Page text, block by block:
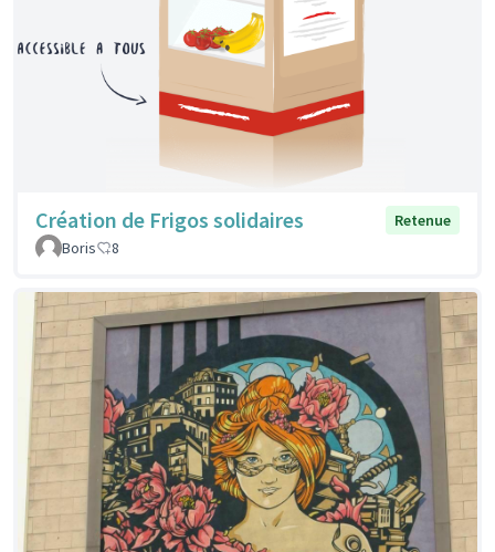
Création de Frigos solidaires
Retenue
Boris
8